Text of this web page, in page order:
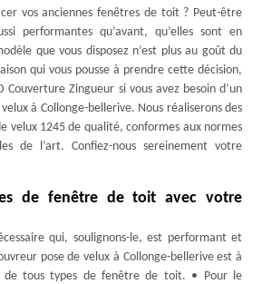
vos anciennes fenêtres de toit ? Peut-être
performantes qu’avant, qu’elles sont en
que vous disposez n’est plus au goût du
qui vous pousse à prendre cette décision,
Couverture Zingueur si vous avez besoin d’un
à Collonge-bellerive. Nous réaliserons des
velux 1245 de qualité, conformes aux normes
de l’art. Confiez-nous sereinement votre
de fenêtre de toit avec votre
qui, soulignons-le, est performant et
pose de velux à Collonge-bellerive est à
de tous types de fenêtre de toit. • Pour le